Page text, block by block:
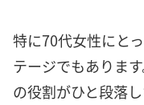
特に70代女性にと
テージでもありま
の役割がひと段落